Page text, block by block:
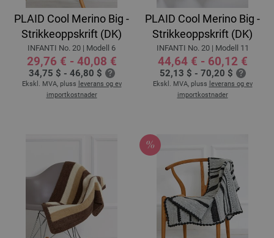
PLAID Cool Merino Big -
Strikkeoppskrift (DK)
INFANTI No. 20 | Modell 6
29,76 € - 40,08 €
34,75 $ - 46,80 $
Ekskl. MVA, pluss leverans og ev
importkostnader
PLAID Cool Merino Big -
Strikkeoppskrift (DK)
INFANTI No. 20 | Modell 11
44,64 € - 60,12 €
52,13 $ - 70,20 $
Ekskl. MVA, pluss leverans og ev
importkostnader